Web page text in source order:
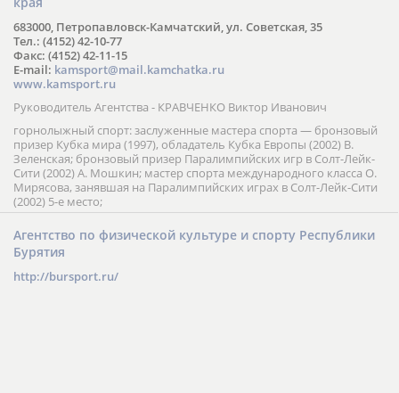
683000, Петропавловск-Камчатский, ул. Советская, 35
Тел.: (4152) 42-10-77
Факс: (4152) 42-11-15
E-mail: kamsport@mail.kamchatka.ru
www.kamsport.ru
Руководитель Агентства - КРАВЧЕНКО Виктор Иванович
горнолыжный спорт: заслуженные мастера спорта — бронзовый
призер Кубка мира (1997), обладатель Кубка Европы (2002) В.
Зеленская; бронзовый призер Паралимпийских игр в Солт-Лейк-
Сити (2002) А. Мошкин; мастер спорта международного класса О.
Мирясова, занявшая на Паралимпийских играх в Солт-Лейк-Сити
(2002) 5-е место;
Агентство по физической культуре и спорту Республики
Бурятия
http://bursport.ru/